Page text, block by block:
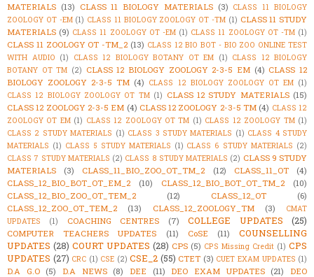
MATERIALS (13) CLASS 11 BIOLOGY MATERIALS (3) CLASS 11 BIOLOGY
ZOOLOGY OT -EM (1) CLASS 11 BIOLOGY ZOOLOGY OT -TM (1) CLASS 11 STUDY
MATERIALS (9) CLASS 11 ZOOLOGY OT -EM (1) CLASS 11 ZOOLOGY OT -TM (1)
CLASS 11 ZOOLOGY OT -TM_2 (13) CLASS 12 BIO BOT - BIO ZOO ONLINE TEST
WITH AUDIO (1) CLASS 12 BIOLOGY BOTANY OT EM (1) CLASS 12 BIOLOGY
BOTANY OT TM (2) CLASS 12 BIOLOGY ZOOLOGY 2-3-5 EM (4) CLASS 12
BIOLOGY ZOOLOGY 2-3-5 TM (4) CLASS 12 BIOLOGY ZOOLOGY OT EM (1)
CLASS 12 BIOLOGY ZOOLOGY OT TM (1) CLASS 12 STUDY MATERIALS (15)
CLASS 12 ZOOLOGY 2-3-5 EM (4) CLASS 12 ZOOLOGY 2-3-5 TM (4) CLASS 12
ZOOLOGY OT EM (1) CLASS 12 ZOOLOGY OT TM (1) CLASS 12 ZOOLOGY TM (1)
CLASS 2 STUDY MATERIALS (1) CLASS 3 STUDY MATERIALS (1) CLASS 4 STUDY
MATERIALS (1) CLASS 5 STUDY MATERIALS (1) CLASS 6 STUDY MATERIALS (2)
CLASS 7 STUDY MATERIALS (2) CLASS 8 STUDY MATERIALS (2) CLASS 9 STUDY
MATERIALS
(3) CLASS_11_BIO_ZOO_OT_TM_2 (12) CLASS_11_OT
(4)
CLASS_12_BIO_BOT_OT_EM_2
(10) CLASS_12_BIO_BOT_OT_TM_2
(10)
CLASS_12_BIO_ZOO_OT_TEM_2
(12) CLASS_12_OT
(6)
CLASS_12_ZOO_OT_TEM_2
(13) CLASS_12_ZOOLOGY_TM (3)
CMAT
UPDATES
(1) COACHING CENTRES (7) COLLEGE UPDATES (25)
COMPUTER TEACHERS UPDATES (11) CoSE (11)
COUNSELLING
UPDATES (28) COURT UPDATES (28) CPS (5) CPS Missing Credit (1) CPS
UPDATES (27) CRC (1) CSE (2) CSE_2 (55) CTET (3) CUET EXAM UPDATES (1)
D.A G.O (5) D.A NEWS (8) DEE (11) DEO EXAM UPDATES (21)
DEO